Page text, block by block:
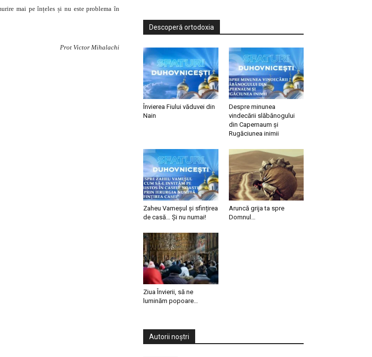
mai pe înțeles și nu este problema în
Prot Victor Mihalachi
Descoperă ortodoxia
Învierea Fiului văduvei din
Nain
Despre minunea
vindecării slăbănogului
din Capernaum și
Rugăciunea inimii
Zaheu Vameșul și sfințirea
de casă… Și nu numai!
Aruncă grija ta spre
Domnul…
Ziua Învierii, să ne
luminăm popoare…
Autorii noștri